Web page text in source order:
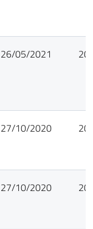
26/05/2021
27/10/2020
27/10/2020